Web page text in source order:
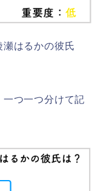
瀬はるかの彼氏
つ一つ分けて記